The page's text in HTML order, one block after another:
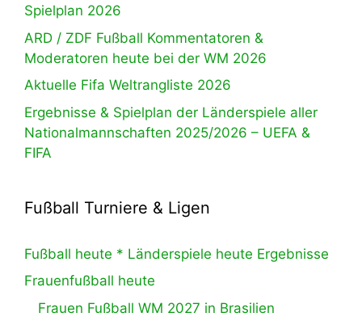
Spielplan 2026
ARD / ZDF Fußball Kommentatoren &
Moderatoren heute bei der WM 2026
Aktuelle Fifa Weltrangliste 2026
Ergebnisse & Spielplan der Länderspiele aller
Nationalmannschaften 2025/2026 – UEFA &
FIFA
Fußball Turniere & Ligen
Fußball heute * Länderspiele heute Ergebnisse
Frauenfußball heute
Frauen Fußball WM 2027 in Brasilien